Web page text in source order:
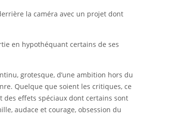
la caméra avec un projet dont
en hypothéquant certains de ses
grotesque, d’une ambition hors du
Quelque que soient les critiques, ce
des effets spéciaux dont certains sont
audace et courage, obsession du